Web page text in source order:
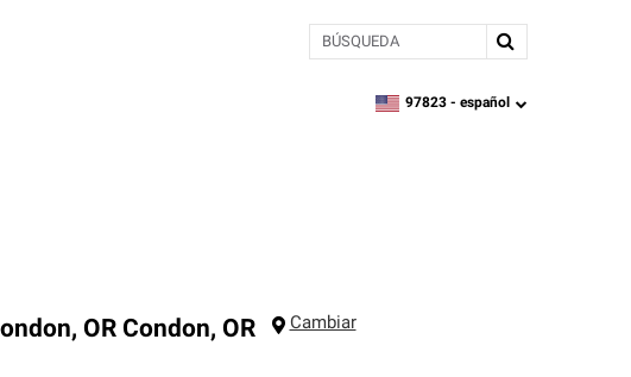
BÚSQUEDA
zipcode,language
97823 - español
OR Condon, OR Cambiar